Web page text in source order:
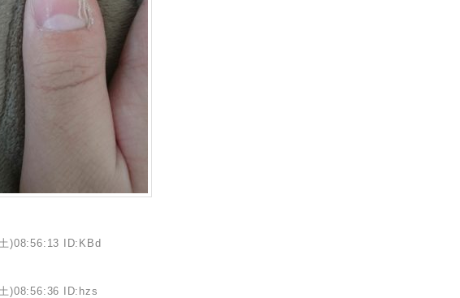
)08:56:13 ID:KBd
)08:56:36 ID:hzs